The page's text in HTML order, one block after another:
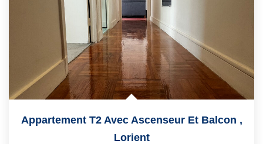
Appartement T2 Avec Ascenseur Et Balcon ,
Lorient